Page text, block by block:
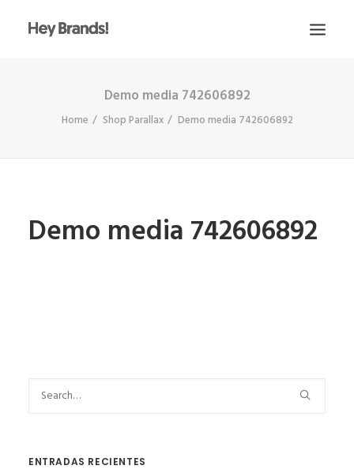
CONÓCENOS
ESCRÍBENOS
Demo media 742606892
Home Shop Parallax Demo media 742606892
Demo media 742606892
ENTRADAS RECIENTES